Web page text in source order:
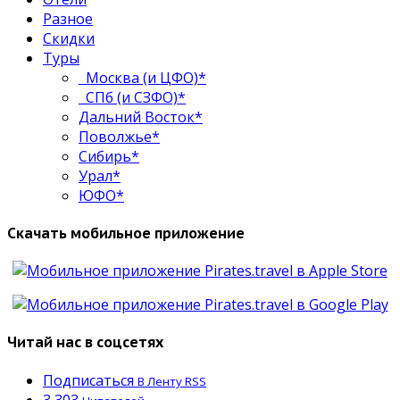
Разное
Скидки
Туры
Москва (и ЦФО)*
СПб (и СЗФО)*
Дальний Восток*
Поволжье*
Сибирь*
Урал*
ЮФО*
Скачать мобильное приложение
Читай нас в соцсетях
Подписаться В Ленту RSS